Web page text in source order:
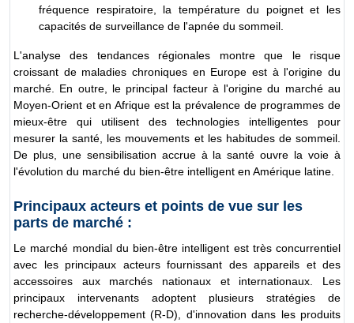
fréquence respiratoire, la température du poignet et les
capacités de surveillance de l'apnée du sommeil.
L'analyse des tendances régionales montre que le risque
croissant de maladies chroniques en Europe est à l'origine du
marché. En outre, le principal facteur à l'origine du marché au
Moyen-Orient et en Afrique est la prévalence de programmes de
mieux-être qui utilisent des technologies intelligentes pour
mesurer la santé, les mouvements et les habitudes de sommeil.
De plus, une sensibilisation accrue à la santé ouvre la voie à
l'évolution du marché du bien-être intelligent en Amérique latine.
Principaux acteurs et points de vue sur les
parts de marché :
Le marché mondial du bien-être intelligent est très concurrentiel
avec les principaux acteurs fournissant des appareils et des
accessoires aux marchés nationaux et internationaux. Les
principaux intervenants adoptent plusieurs stratégies de
recherche-développement (R-D), d'innovation dans les produits